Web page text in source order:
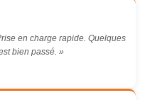
en charge rapide. Quelques
bien passé. »